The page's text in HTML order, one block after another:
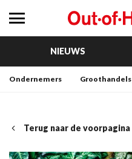
NIEUWS
Ondernemers Groothandels
Terug naar de voorpagina